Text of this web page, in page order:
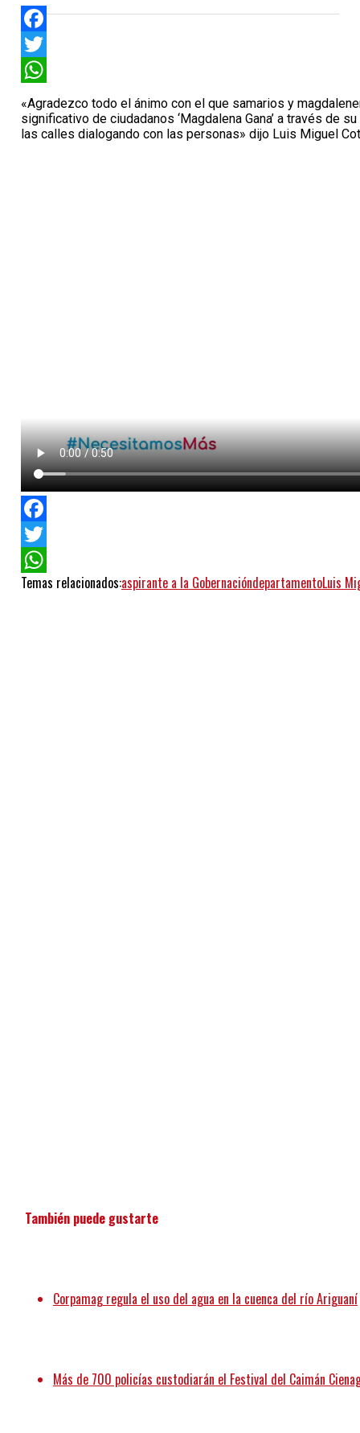
Facebook
Twitter
WhatsApp
«Agradezco todo el ánimo con el que samarios y
significativo de ciudadanos ‘Magdalena Gana’ a través de
las calles dialogando con las personas» dijo Luis Miguel
Facebook
Twitter
WhatsApp
Temas relacionados:aspirante a la GobernacióndepartamentoLuis
También puede gustarte
Corpamag regula el uso del agua en la cuenca del río Ariguaní
Más de 700 policías custodiarán el Festival del Caimán